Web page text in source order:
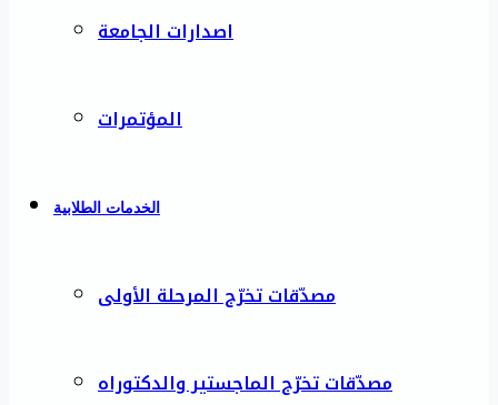
اصدارات الجامعة
المؤتمرات
الخدمات الطلابية
مصدّقات تخرّج المرحلة الأولى
مصدّقات تخرّج الماجستير والدكتوراه